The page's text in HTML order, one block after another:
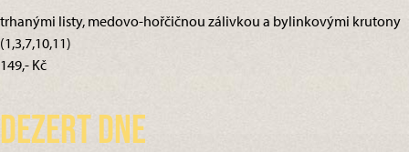
trhanými listy, medovo-hořčičnou zálivkou a bylinkovými krutony
(1,3,7,10,11)
149,- Kč
Dezert dne